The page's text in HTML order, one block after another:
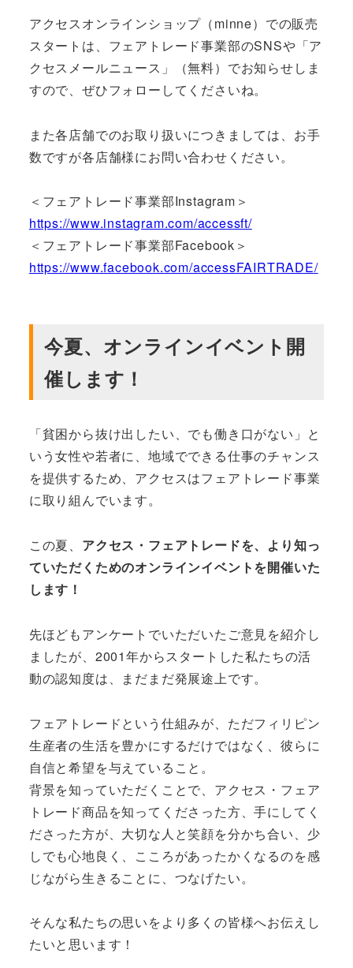
アクセスオンラインショップ（minne）での販売
スタートは、フェアトレード事業部のSNSや「ア
クセスメールニュース」（無料）でお知らせしま
すので、ぜひフォローしてくださいね。
また各店舗でのお取り扱いにつきましては、お手
数ですが各店舗様にお問い合わせください。
＜フェアトレード事業部Instagram＞
https://www.instagram.com/accessft/
＜フェアトレード事業部Facebook＞
https://www.facebook.com/accessFAIRTRADE/
今夏、オンラインイベント開
催します！
「貧困から抜け出したい、でも働き口がない」と
いう女性や若者に、地域でできる仕事のチャンス
を提供するため、アクセスはフェアトレード事業
に取り組んでいます。
この夏、 アクセス・フェアトレードを、より知っ
ていただくためのオンラインイベントを開催いた
します！
先ほどもアンケートでいただいたご意見を紹介し
ましたが、2001年からスタートした私たちの活
動の認知度は、まだまだ発展途上です。
フェアトレードという仕組みが、ただフィリピン
生産者の生活を豊かにするだけではなく、彼らに
自信と希望を与えていること。
背景を知っていただくことで、アクセス・フェア
トレード商品を知ってくださった方、手にしてく
ださった方が、大切な人と笑顔を分かち合い、少
しでも心地良く、こころがあったかくなるのを感
じながら生きることに、つなげたい。
そんな私たちの思いをより多くの皆様へお伝えし
たいと思います！